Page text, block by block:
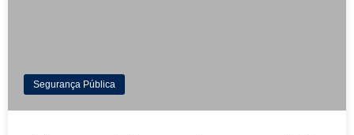
Segurança Pública